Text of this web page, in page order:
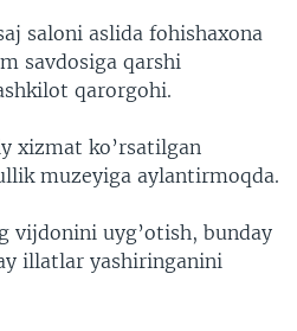
saloni aslida fohishaxona
savdosiga qarshi
qarorgohi.
xizmat ko’rsatilgan
muzeyiga aylantirmoqda.
vijdonini uyg’otish, bunday
illatlar yashiringanini